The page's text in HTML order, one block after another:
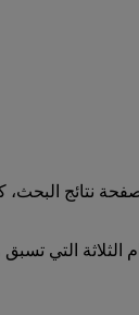
نتائج
الثلاثة التي